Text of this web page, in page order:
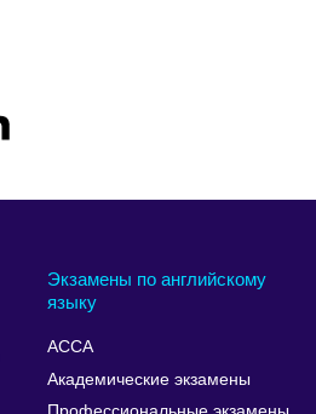
Экзамены по английскому
языку
ACCA
Академические экзамены